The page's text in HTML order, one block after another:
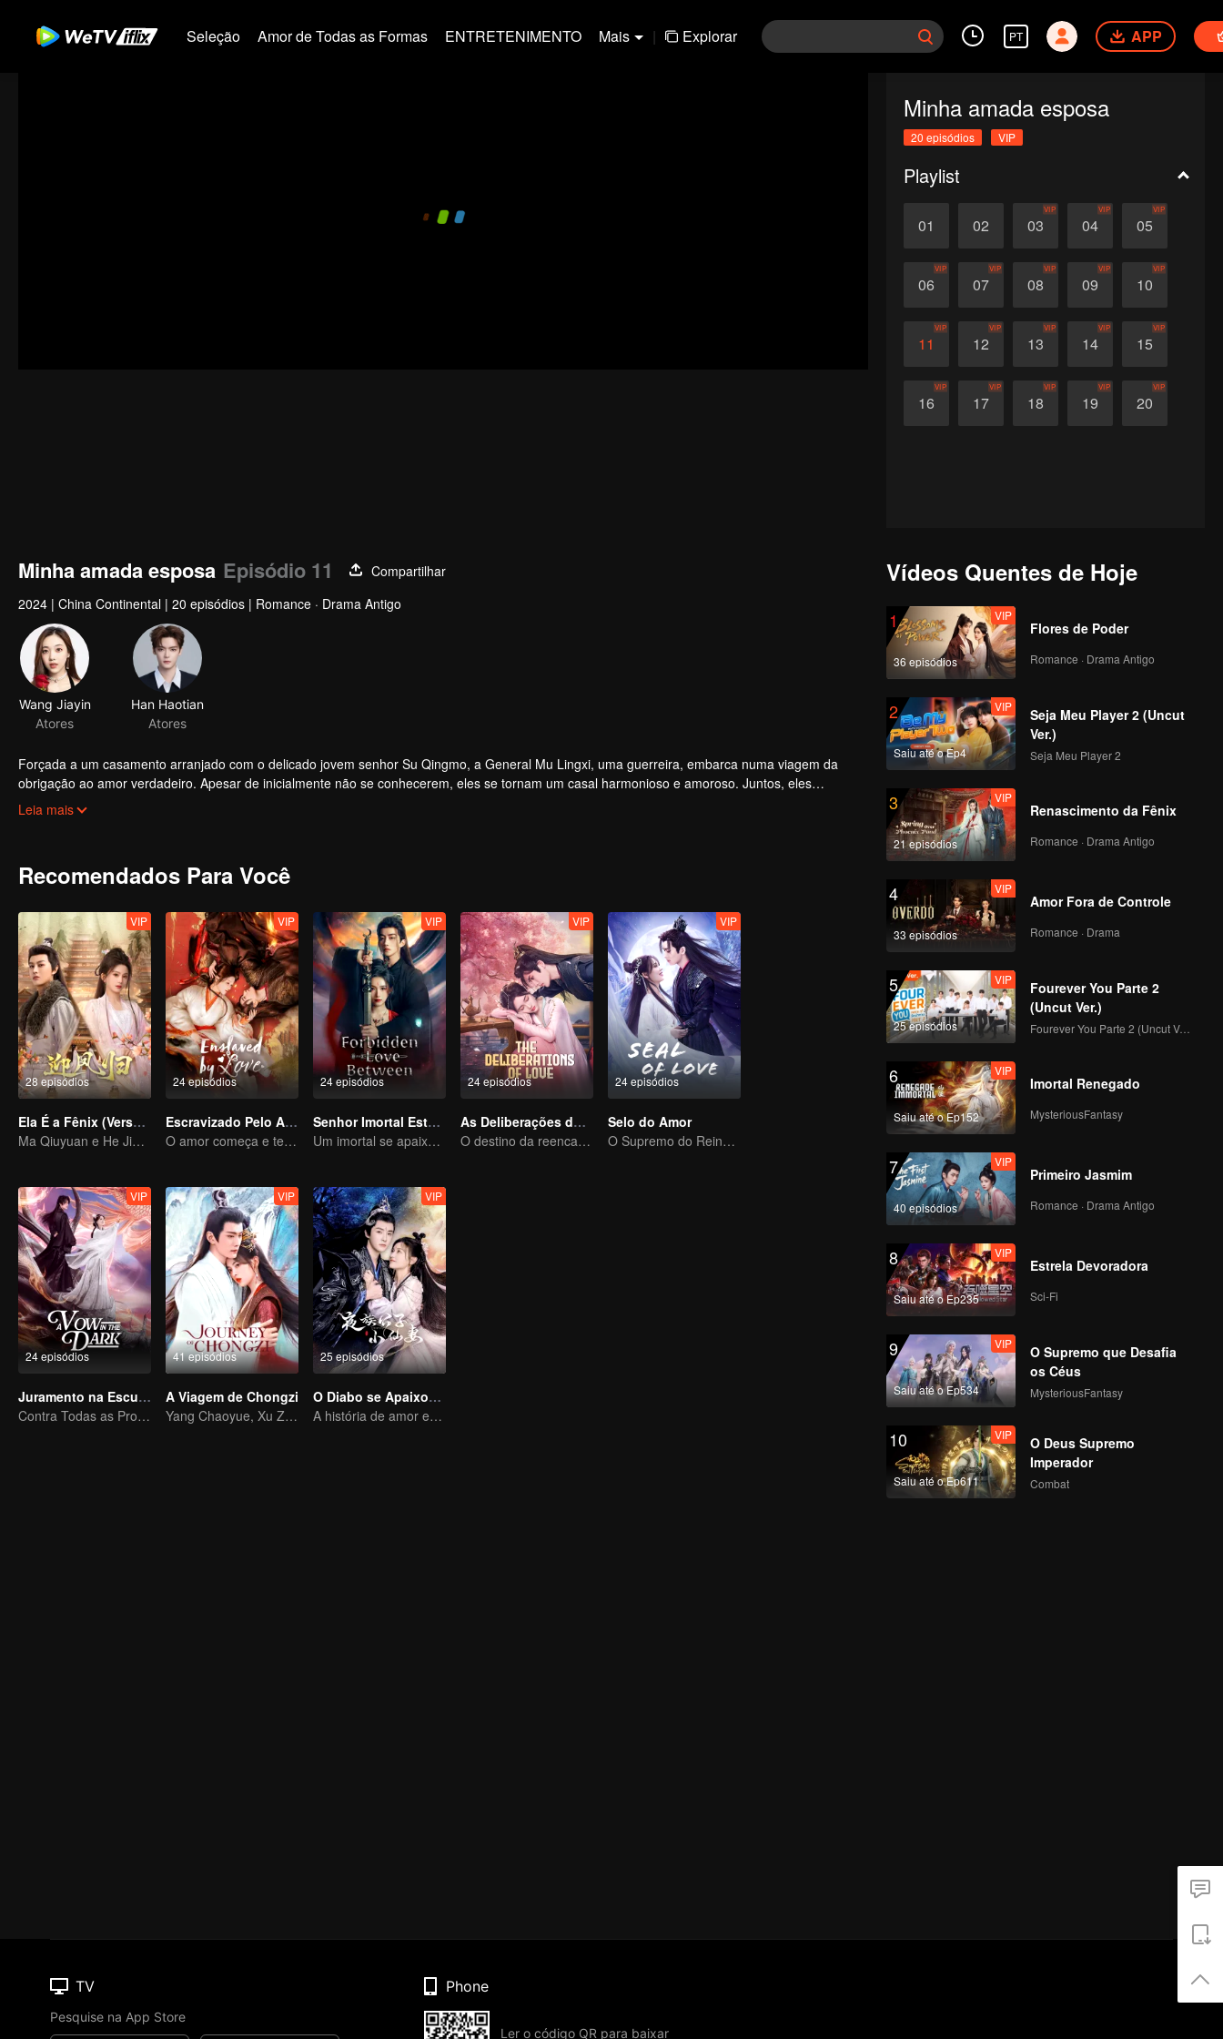
Seleção Amor de Todas as Formas ENTRETENIMENTO Mais | Explorar PT APP
Minha amada esposa
20 episódios VIP
Playlist
01 02 03
VIP
04
VIP
05
VIP
06
VIP
07
VIP
08
VIP
09
VIP
10
VIP
11
VIP
12
VIP
13
VIP
14
VIP
15
VIP
16
VIP
17
VIP
18
VIP
19
VIP
20
VIP
Minha amada esposa Episódio 11
Compartilhar
2024 | China Continental | 20 episódios | Romance · Drama Antigo
Forçada a um casamento arranjado com o delicado jovem senhor Su Qingmo, a General Mu Lingxi, uma guerreira, embarca numa viagem da
obrigação ao amor verdadeiro. Apesar de inicialmente não se conhecerem, eles se tornam um casal harmonioso e amoroso. Juntos, eles
enfrentam os desafios do seu relacionamento e unem forças para defender a justiça.
Leia mais
Recomendados Para Você
28 episódios
VIP
Ela É a Fênix (Versão Tailandesa)
Ma Qiuyuan e He Jianqi: Uma História de Vingança Reescrita
24 episódios
VIP
Escravizado Pelo Amor
O amor começa e termina no palácio
24 episódios
VIP
Senhor Imortal Está Em Apuros
Um imortal se apaixona por uma bruxa
24 episódios
VIP
As Deliberações do Amor
O destino da reencarnação cíclica recaiu sobre Qingqing
24 episódios
VIP
Selo do Amor
O Supremo do Reino Demoníaco e o Amor Proibido
24 episódios
VIP
Juramento na Escuridão
Contra Todas as Probabilidades: O Amor Mortal do Lorde Demônio
41 episódios
VIP
A Viagem de Chongzi
Yang Chaoyue, Xu Zhengxi, amor entre imortal e herói
25 episódios
VIP
O Diabo se Apaixona pela Fada
A história de amor entre uma fada animada e um demônio de cara fria
Vídeos Quentes de Hoje
1
36 episódios
VIP
Flores de Poder
Romance · Drama Antigo
2
Saiu até o Ep4
VIP
Seja Meu Player 2 (Uncut
Ver.)
Seja Meu Player 2
3
21 episódios
VIP
Renascimento da Fênix
Romance · Drama Antigo
4
33 episódios
VIP
Amor Fora de Controle
Romance · Drama
5
25 episódios
VIP
Fourever You Parte 2
(Uncut Ver.)
Fourever You Parte 2 (Uncut Ver.)
6
Saiu até o Ep152
VIP
Imortal Renegado
MysteriousFantasy
7
40 episódios
VIP
Primeiro Jasmim
Romance · Drama Antigo
8
Saiu até o Ep235
VIP
Estrela Devoradora
Sci-Fi
9
Saiu até o Ep534
VIP
O Supremo que Desafia
os Céus
MysteriousFantasy
10
Saiu até o Ep611
VIP
O Deus Supremo
Imperador
Combat
TV
Pesquise na App Store
Phone
Ler o código QR para baixar